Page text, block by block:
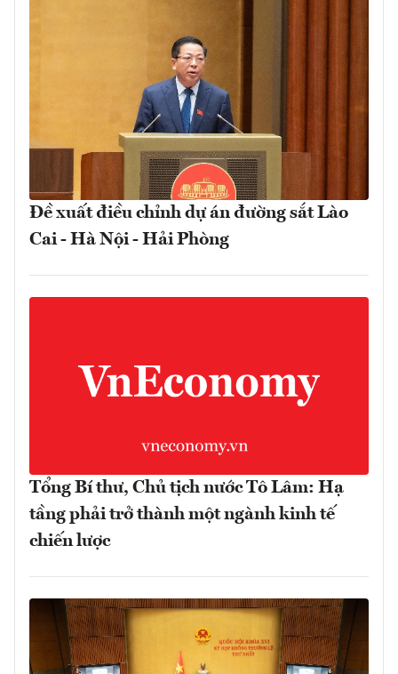
Đề xuất điều chỉnh dự án đường sắt Lào
Cai - Hà Nội - Hải Phòng
Tổng Bí thư, Chủ tịch nước Tô Lâm: Hạ
tầng phải trở thành một ngành kinh tế
chiến lược